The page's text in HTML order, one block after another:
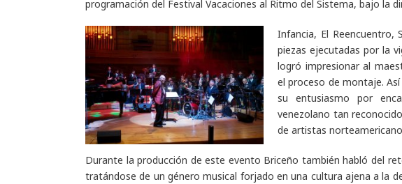
programación del Festival Vacaciones al Ritmo del Sistema, bajo la
Infancia, El Reencuentro,
piezas ejecutadas por la
logró impresionar al
el proceso de montaje.
su entusiasmo por
venezolano tan
de artistas
Durante la producción de este evento Briceño también habló del
tratándose de un género musical forjado en una cultura ajena a la